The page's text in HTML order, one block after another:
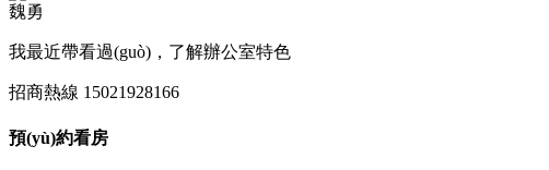
魏勇
我最近帶看過(guò)，了解辦公室特色
招商熱線 15021928166
預(yù)約看房